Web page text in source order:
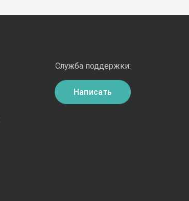
Служба поддержки:
Написать